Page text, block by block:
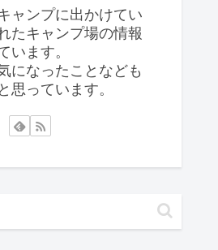
ャンプに出かけてい
たキャンプ場の情報
います。
になったことなども
思っています。